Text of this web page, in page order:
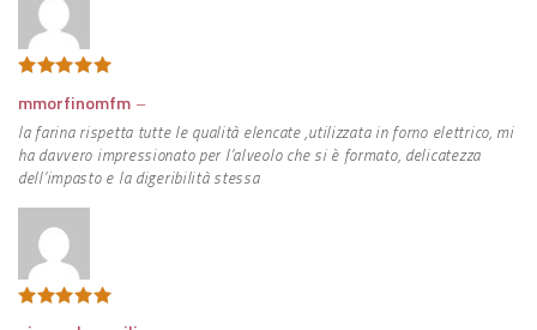
su 5
mmorfinomfm –
la farina rispetta tutte le qualità elencate ,utilizzata in forno elettrico, mi
ha davvero impressionato per l’alveolo che si è formato, delicatezza
dell’impasto e la digeribilità stessa